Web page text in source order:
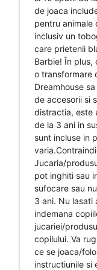
de joaca
pentru animale
inclusiv un
care prietenii
Barbie! În plus,
o transformare
Dreamhouse
de accesorii si
distractia, este
de la 3 ani in
sunt incluse in
Jucaria/
pot inghiti sau
sufocare sau
3 ani. Nu lasati
indemana
jucariei/
copilului. Va
ce se joaca/
instructiunile si